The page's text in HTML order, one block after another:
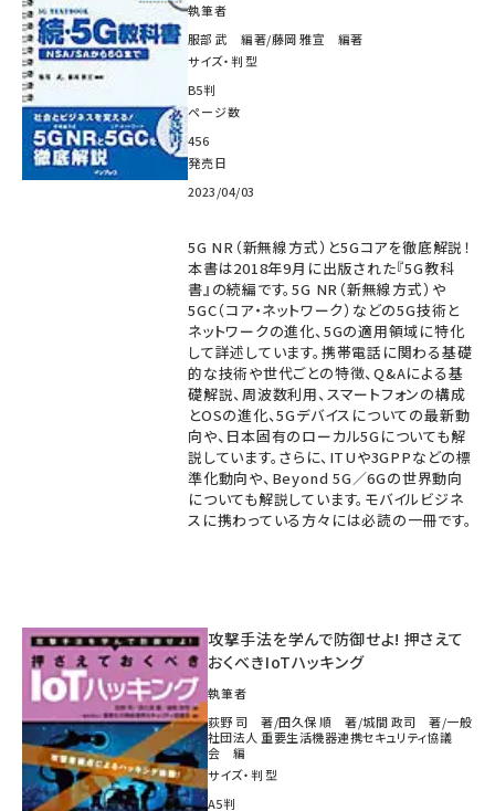
執筆者
服部 武 編著/藤岡 雅宣 編著
サイズ・判型
B5判
ページ数
456
発売日
2023/04/03
5G NR（新無線方式）と5Gコアを徹底解説！
本書は2018年9月に出版された『5G教科
書』の続編です。5G NR（新無線方式）や
5GC（コア・ネットワーク）などの5G技術と
ネットワークの進化、5Gの適用領域に特化
して詳述しています。携帯電話に関わる基礎
的な技術や世代ごとの特徴、Q&Aによる基
礎解説、周波数利用、スマートフォンの構成
とOSの進化、5Gデバイスについての最新動
向や、日本固有のローカル5Gについても解
説しています。さらに、ITUや3GPPなどの標
準化動向や、Beyond 5G／6Gの世界動向
についても解説しています。モバイルビジネ
スに携わっている方々には必読の一冊です。
攻撃手法を学んで防御せよ! 押さえて
おくべきIoTハッキング
執筆者
荻野 司 著/田久保 順 著/城間 政司 著/一般
社団法人 重要生活機器連携セキュリティ協議
会 編
サイズ・判型
A5判